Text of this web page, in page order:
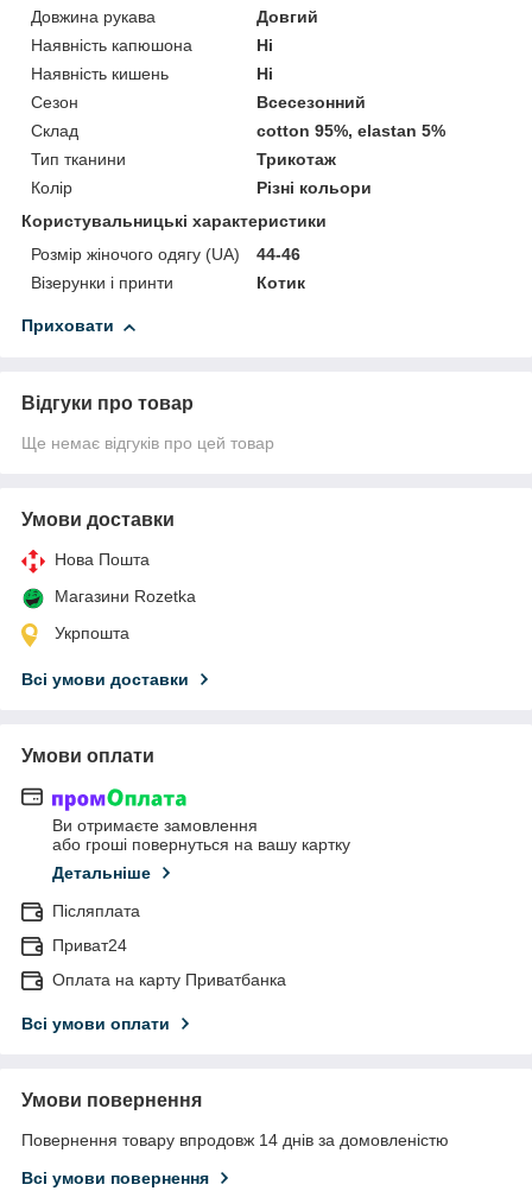
Довжина рукава
Довгий
Наявність капюшона
Ні
Наявність кишень
Ні
Сезон
Всесезонний
Склад
cotton 95%, elastan 5%
Тип тканини
Трикотаж
Колір
Різні кольори
Користувальницькі характеристики
Розмір жіночого одягу (UA)
44-46
Візерунки і принти
Котик
Приховати
Відгуки про товар
Ще немає відгуків про цей товар
Умови доставки
Нова Пошта
Магазини Rozetka
Укрпошта
Всі умови доставки
Умови оплати
Ви отримаєте замовлення
або гроші повернуться на вашу картку
Детальніше
Післяплата
Приват24
Оплата на карту Приватбанка
Всі умови оплати
Умови повернення
Повернення товару впродовж 14 днів за домовленістю
Всі умови повернення